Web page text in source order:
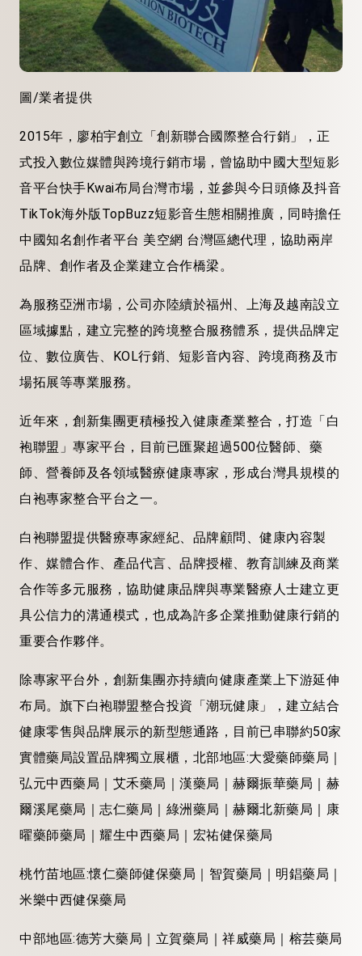
圖/業者提供
2015年，廖柏宇創立「創新聯合國際整合行銷」，正
式投入數位媒體與跨境行銷市場，曾協助中國大型短影
音平台快手Kwai布局台灣市場，並參與今日頭條及抖音
TikTok海外版TopBuzz短影音生態相關推廣，同時擔任
中國知名創作者平台 美空網 台灣區總代理，協助兩岸
品牌、創作者及企業建立合作橋梁。
為服務亞洲市場，公司亦陸續於福州、上海及越南設立
區域據點，建立完整的跨境整合服務體系，提供品牌定
位、數位廣告、KOL行銷、短影音內容、跨境商務及市
場拓展等專業服務。
近年來，創新集團更積極投入健康產業整合，打造「白
袍聯盟」專家平台，目前已匯聚超過500位醫師、藥
師、營養師及各領域醫療健康專家，形成台灣具規模的
白袍專家整合平台之一。
白袍聯盟提供醫療專家經紀、品牌顧問、健康內容製
作、媒體合作、產品代言、品牌授權、教育訓練及商業
合作等多元服務，協助健康品牌與專業醫療人士建立更
具公信力的溝通模式，也成為許多企業推動健康行銷的
重要合作夥伴。
除專家平台外，創新集團亦持續向健康產業上下游延伸
布局。旗下白袍聯盟整合投資「潮玩健康」，建立結合
健康零售與品牌展示的新型態通路，目前已串聯約50家
實體藥局設置品牌獨立展櫃，北部地區:大愛藥師藥局｜
弘元中西藥局｜艾禾藥局｜漢藥局｜赫爾振華藥局｜赫
爾溪尾藥局｜志仁藥局｜綠洲藥局｜赫爾北新藥局｜康
曜藥師藥局｜耀生中西藥局｜宏祐健保藥局
桃竹苗地區:懷仁藥師健保藥局｜智賀藥局｜明錩藥局｜
米樂中西健保藥局
中部地區:德芳大藥局｜立賀藥局｜祥威藥局｜榕芸藥局